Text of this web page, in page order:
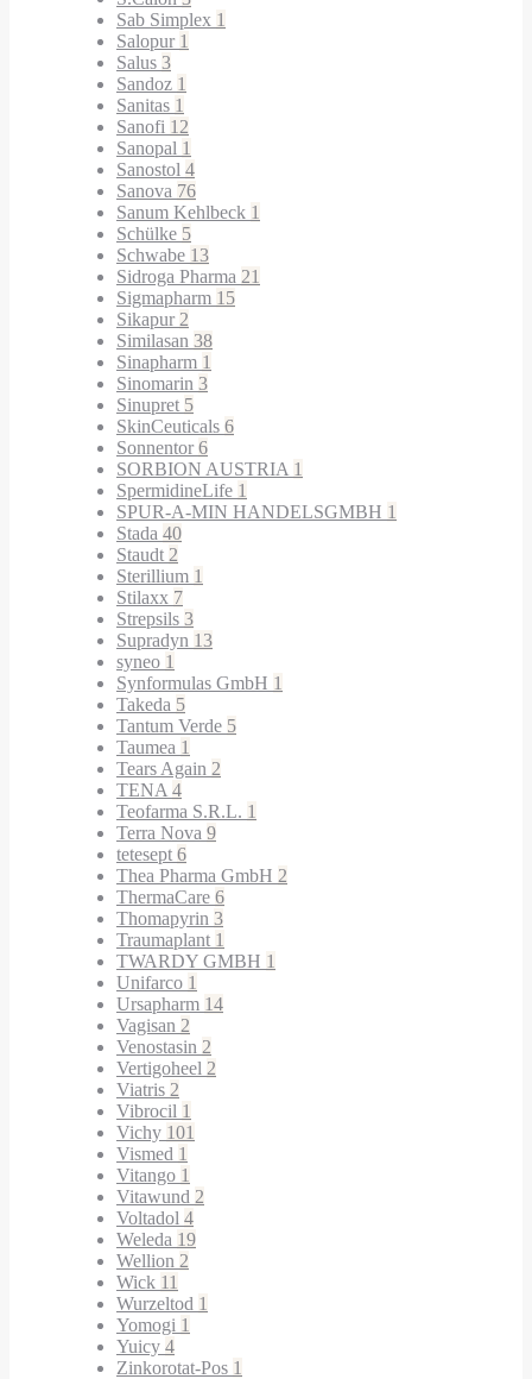
Sab Simplex 1
Salopur 1
Salus 3
Sandoz 1
Sanitas 1
Sanofi 12
Sanopal 1
Sanostol 4
Sanova 76
Sanum Kehlbeck 1
Schülke 5
Schwabe 13
Sidroga Pharma 21
Sigmapharm 15
Sikapur 2
Similasan 38
Sinapharm 1
Sinomarin 3
Sinupret 5
SkinCeuticals 6
Sonnentor 6
SORBION AUSTRIA 1
SpermidineLife 1
SPUR-A-MIN HANDELSGMBH 1
Stada 40
Staudt 2
Sterillium 1
Stilaxx 7
Strepsils 3
Supradyn 13
syneo 1
Synformulas GmbH 1
Takeda 5
Tantum Verde 5
Taumea 1
Tears Again 2
TENA 4
Teofarma S.R.L. 1
Terra Nova 9
tetesept 6
Thea Pharma GmbH 2
ThermaCare 6
Thomapyrin 3
Traumaplant 1
TWARDY GMBH 1
Unifarco 1
Ursapharm 14
Vagisan 2
Venostasin 2
Vertigoheel 2
Viatris 2
Vibrocil 1
Vichy 101
Vismed 1
Vitango 1
Vitawund 2
Voltadol 4
Weleda 19
Wellion 2
Wick 11
Wurzeltod 1
Yomogi 1
Yuicy 4
Zinkorotat-Pos 1